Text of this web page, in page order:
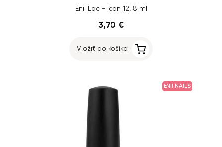
Enii Lac - Icon 12, 8 ml
3,70 €
Vložiť do košíka
ENII NAILS